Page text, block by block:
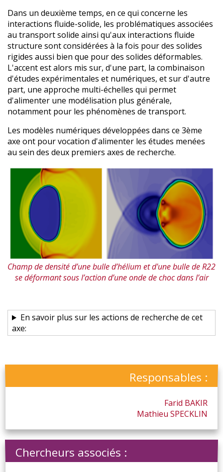
Dans un deuxième temps, en ce qui concerne les
interactions fluide-solide, les problématiques associées
au transport solide ainsi qu'aux interactions fluide
structure sont considérées à la fois pour des solides
rigides aussi bien que pour des solides déformables.
L'accent est alors mis sur, d'une part, la combinaison
d'études expérimentales et numériques, et sur d'autre
part, une approche multi-échelles qui permet
d'alimenter une modélisation plus générale,
notamment pour les phénomènes de transport.
Les modèles numériques développées dans ce 3ème
axe ont pour vocation d'alimenter les études menées
au sein des deux premiers axes de recherche.
Champ de densité d’une bulle d’hélium et d'une bulle de R22
se déformant sous l’action d’une onde de choc dans l’air
En savoir plus sur les actions de recherche de cet
axe:
Responsables :
Farid BAKIR
Mathieu SPECKLIN
Chercheurs associés :